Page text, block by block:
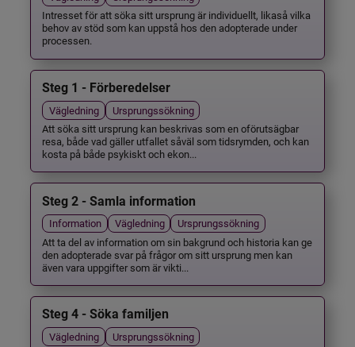
Intresset för att söka sitt ursprung är individuellt, likaså vilka
behov av stöd som kan uppstå hos den adopterade under
processen.
Steg 1 - Förberedelser
Vägledning
Ursprungssökning
Att söka sitt ursprung kan beskrivas som en oförutsägbar
resa, både vad gäller utfallet såväl som tidsrymden, och kan
kosta på både psykiskt och ekon...
Steg 2 - Samla information
Information Vägledning
Ursprungssökning
Att ta del av information om sin bakgrund och historia kan ge
den adopterade svar på frågor om sitt ursprung men kan
även vara uppgifter som är vikti...
Steg 4 - Söka familjen
Vägledning
Ursprungssökning